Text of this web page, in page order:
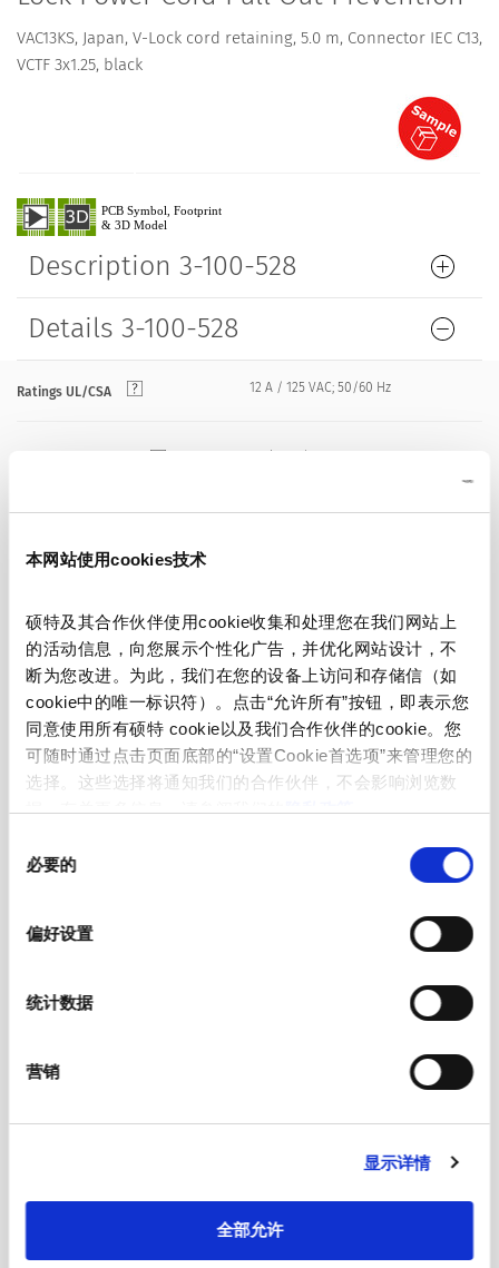
本网站使用cookies技术
硕特及其合作伙伴使用cookie收集和处理您在我们网站上
的活动信息，向您展示个性化广告，并优化网站设计，不
断为您改进。为此，我们在您的设备上访问和存储信（如
cookie中的唯一标识符）。点击“允许所有”按钮，即表示您
同意使用所有硕特 cookie以及我们合作伙伴的cookie。您
可随时通过点击页面底部的“设置Cookie首选项”来管理您的
选择。这些选择将通知我们的合作伙伴，不会影响浏览数
据。有关更多信息，请参阅我们的隐私政策。
必要的
偏好设置
统计数据
营销
显示详情
全部允许
VAC13KS, Japan, V-Lock cord retaining, 5.0 m, Connector IEC C13,
VCTF 3x1.25, black
Description 3-100-528
Details 3-100-528
Ratings UL/CSA 12 A / 125 VAC; 50/60 Hz
Allowable Operation Temperature
IP-Protection front side IP20 acc. to IEC 60529
Protection against electric shock
Suitable for appliances with protection
Terminal moulded
Material: Housing
Appliance inlet/-outlet
(for cold conditions) pin-temperature